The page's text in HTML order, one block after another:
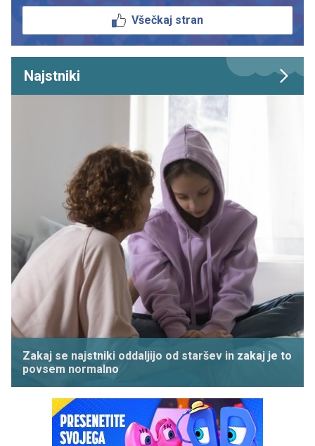
Všečkaj stran
Najstniki
Zakaj se najstniki oddaljijo od staršev in zakaj je to
povsem normalno